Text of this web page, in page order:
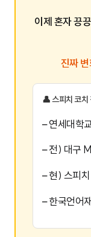
이제 혼자 끙
진짜
👤 스피치 코치
– 연세대학
– 전) 대구
– 현) 스피치
– 한국언어